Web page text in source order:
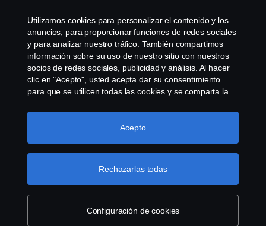
Sobre Scania
Scania in Your Region: Chile
Utilizamos cookies para personalizar el contenido y los
anuncios, para proporcionar funciones de redes sociales
y para analizar nuestro tráfico. También compartimos
información sobre su uso de nuestro sitio con nuestros
socios de redes sociales, publicidad y análisis. Al hacer
clic en "Acepto", usted acepta dar su consentimiento
para que se utilicen todas las cookies y se comparta la
haciendo clic en "Configuración de cookies" y
seleccionando las categorías que desea aceptar. Para
Más información sobre su privacidad
Configuración de cookies
Rechazarlas todas
Acepto